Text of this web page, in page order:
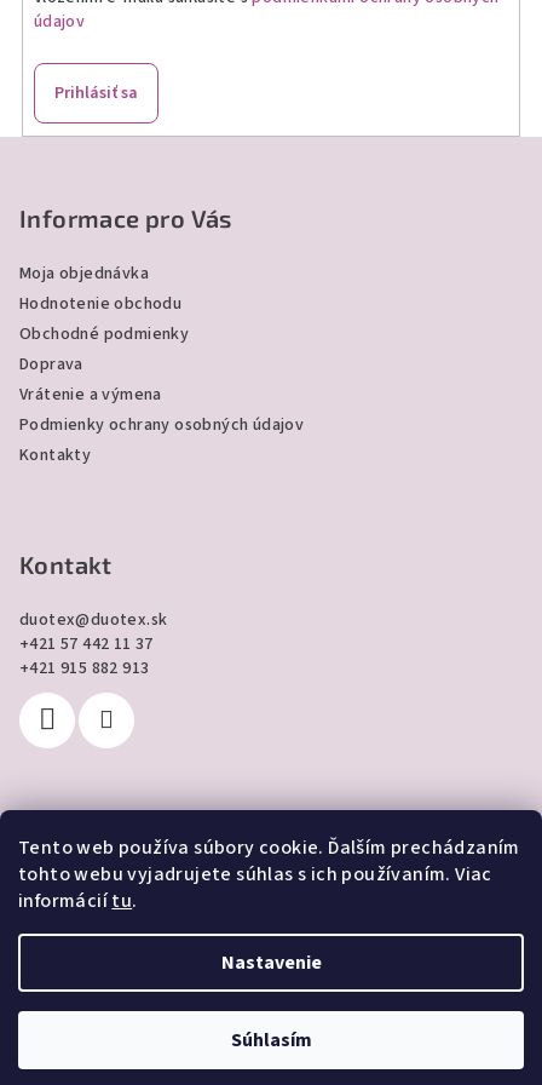
Tento web používa súbory cookie. Ďalším prechádzaním
tohto webu vyjadrujete súhlas s ich používaním. Viac
informáciítu.
Nastavenie
Súhlasím
p
údajov
Prihlásiť sa
Informace pro Vás
Moja objednávka
Hodnotenie obchodu
Obchodné podmienky
Doprava
Vrátenie a výmena
Podmienky ochrany osobných údajov
Kontakty
Kontakt
duotex@duotex.sk
+421 57 442 11 37
+421 915 882 913
Prijímame online platby
Vytvoril Shoptet